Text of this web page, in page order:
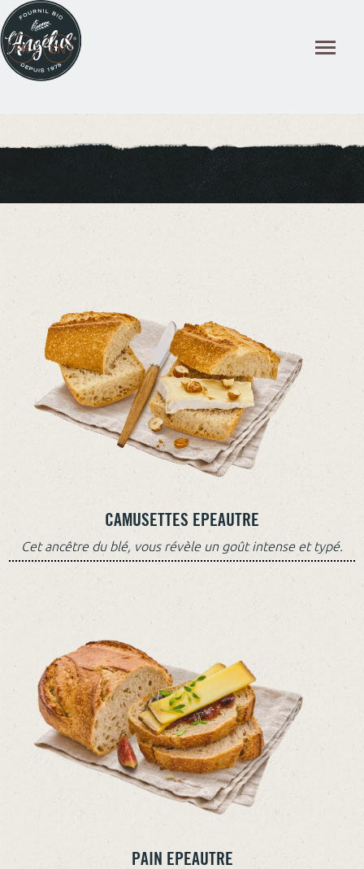
CAMUSETTES EPEAUTRE
Cet ancêtre du blé, vous révèle un goût intense et typé.
PAIN EPEAUTRE
Panneau de gestion des cookies